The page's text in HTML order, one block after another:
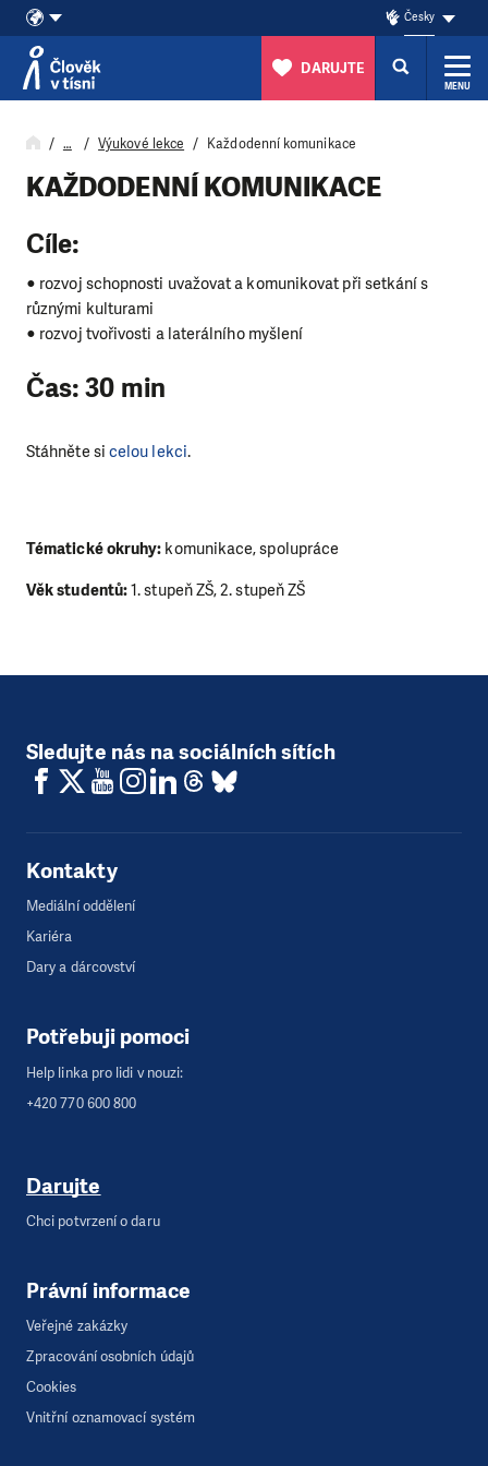
Přeskočit na obsah
Česky
DARUJTE
MENU
… Výukové lekce Každodenní komunikace
KAŽDODENNÍ KOMUNIKACE
Cíle:
● rozvoj schopnosti uvažovat a komunikovat při setkání s
různými kulturami
● rozvoj tvořivosti a laterálního myšlení
Čas: 30 min
Stáhněte si celou lekci.
Tématické okruhy: komunikace, spolupráce
Věk studentů:1. stupeň ZŠ, 2. stupeň ZŠ
Sledujte nás na sociálních sítích
Kontakty
Mediální oddělení
Kariéra
Dary a dárcovství
Potřebuji pomoci
Help linka pro lidi v nouzi:
+420 770 600 800
Darujte
Chci potvrzení o daru
Právní informace
Veřejné zakázky
Zpracování osobních údajů
Cookies
Vnitřní oznamovací systém